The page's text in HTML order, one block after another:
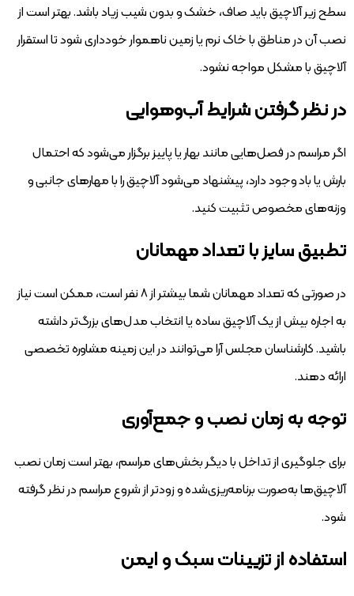
سطح زیر آلاچیق باید صاف، خشک و بدون شیب زیاد باشد. بهتر است از
نصب آن در مناطق با خاک نرم یا زمین‌ ناهموار خودداری شود تا استقرار
آلاچیق با مشکل مواجه نشود.
در نظر گرفتن شرایط آب‌و‌هوایی
اگر مراسم در فصل‌هایی مانند بهار یا پاییز برگزار می‌شود که احتمال
بارش یا باد وجود دارد، پیشنهاد می‌شود آلاچیق را با مهارهای جانبی و
وزنه‌های مخصوص تثبیت کنید.
تطبیق سایز با تعداد مهمانان
در صورتی که تعداد مهمانان شما بیشتر از ۸ نفر است، ممکن است نیاز
به اجاره بیش از یک آلاچیق ساده یا انتخاب مدل‌های بزرگ‌تر داشته
باشید. کارشناسان مجلس آرا می‌توانند در این زمینه مشاوره تخصصی
ارائه دهند.
توجه به زمان نصب و جمع‌آوری
برای جلوگیری از تداخل با دیگر بخش‌های مراسم، بهتر است زمان نصب
آلاچیق‌ها به‌صورت برنامه‌ریزی‌شده و زودتر از شروع مراسم در نظر گرفته
شود.
استفاده از تزیینات سبک و ایمن